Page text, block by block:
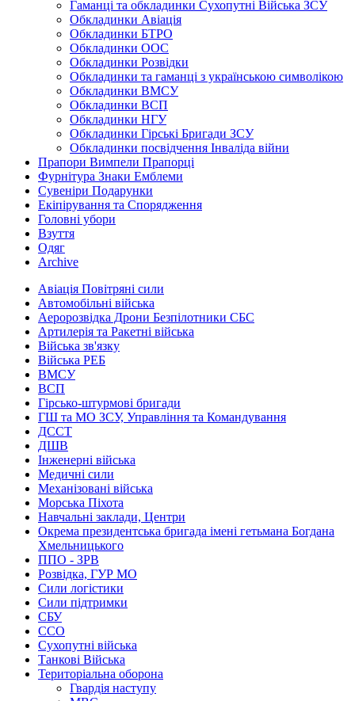
Гаманці та обкладинки Сухопутні Війська ЗСУ
Обкладинки Авіація
Обкладинки БТРО
Обкладинки ООС
Обкладинки Розвідки
Обкладинки та гаманці з українською символікою
Обкладинки ВМСУ
Обкладинки ВСП
Обкладинки НГУ
Обкладинки Гірські Бригади ЗСУ
Обкладинки посвідчення Інваліда війни
Прапори Вимпели Прапорці
Фурнітура Знаки Емблеми
Сувеніри Подарунки
Екіпірування та Спорядження
Головні убори
Взуття
Одяг
Archive
Авіація Повітряні сили
Автомобільні війська
Аеророзвідка Дрони Безпілотники СБС
Артилерія та Ракетні війська
Війська зв'язку
Війська РЕБ
ВМСУ
ВСП
Гірсько-штурмові бригади
ГШ та МО ЗСУ, Управління та Командування
ДССТ
ДШВ
Інженерні війська
Медичні сили
Механізовані війська
Морська Піхота
Навчальні заклади, Центри
Окрема президентська бригада імені гетьмана Богдана
Хмельницького
ППО - ЗРВ
Розвідка, ГУР МО
Сили логістики
Сили підтримки
СБУ
ССО
Сухопутні війська
Танкові Війська
Територіальна оборона
Гвардія наступу